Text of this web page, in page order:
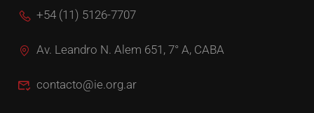
+54 (11) 5126-7707
Av. Leandro N. Alem 651, 7° A, CABA
contacto@ie.org.ar